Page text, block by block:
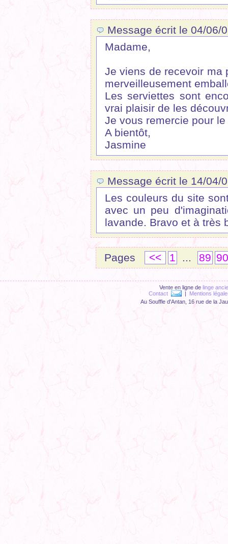
Message écrit le 04/06/
Madame,
Je viens de recevoir ma
merveilleusement
Les serviettes sont
vrai plaisir de les
Je vous remercie pour
A bientôt,
Jasmine
Message écrit le 14/04/
Les couleurs du site
avec un peu
lavande. Bravo et à très
Pages << 1 ... 89 90
Vente en ligne delinge
Contact
| Mentions
Au Souffle d'Antan, 16 rue de la